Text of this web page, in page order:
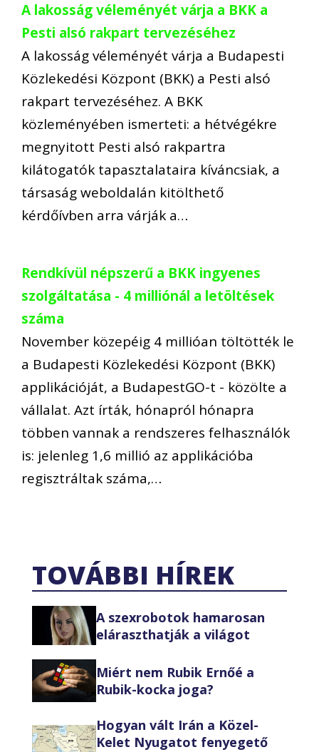
A lakosság véleményét várja a BKK a
Pesti alsó rakpart tervezéséhez
A lakosság véleményét várja a Budapesti
Közlekedési Központ (BKK) a Pesti alsó
rakpart tervezéséhez. A BKK
közleményében ismerteti: a hétvégékre
megnyitott Pesti alsó rakpartra
kilátogatók tapasztalataira kíváncsiak, a
társaság weboldalán kitölthető
kérdőívben arra várják a…
Rendkívül népszerű a BKK ingyenes
szolgáltatása - 4 milliónál a letöltések
száma
November közepéig 4 millióan töltötték le
a Budapesti Közlekedési Központ (BKK)
applikációját, a BudapestGO-t - közölte a
vállalat. Azt írták, hónapról hónapra
többen vannak a rendszeres felhasználók
is: jelenleg 1,6 millió az applikációba
regisztráltak száma,…
TOVÁBBI HÍREK
A szexrobotok hamarosan
eláraszthatják a világot
Miért nem Rubik Ernőé a
Rubik-kocka joga?
Hogyan vált Irán a Közel-
Kelet Nyugatot fenyegető